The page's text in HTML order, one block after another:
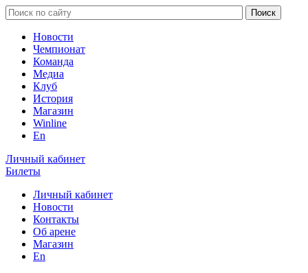
Новости
Чемпионат
Команда
Медиа
Клуб
История
Магазин
Winline
En
Личный кабинет
Билеты
Личный кабинет
Новости
Контакты
Об арене
Магазин
En